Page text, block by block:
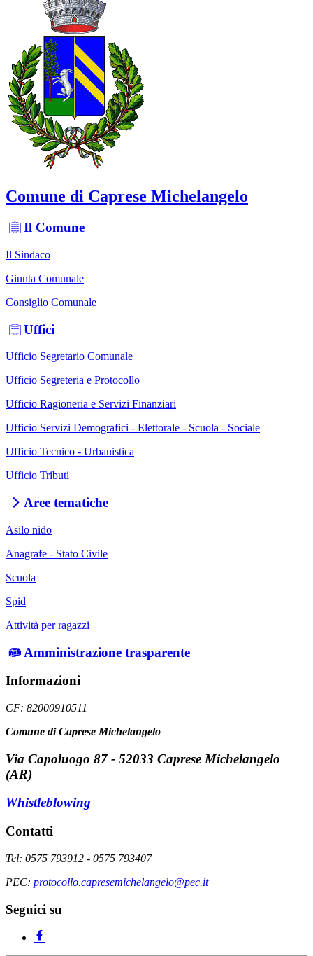
Comune di Caprese Michelangelo
Il Comune
Il Sindaco
Giunta Comunale
Consiglio Comunale
Uffici
Ufficio Segretario Comunale
Ufficio Segreteria e Protocollo
Ufficio Ragioneria e Servizi Finanziari
Ufficio Servizi Demografici - Elettorale - Scuola - Sociale
Ufficio Tecnico - Urbanistica
Ufficio Tributi
Aree tematiche
Asilo nido
Anagrafe - Stato Civile
Scuola
Spid
Attività per ragazzi
Amministrazione trasparente
Informazioni
CF: 82000910511
Comune di Caprese Michelangelo
Via Capoluogo 87 - 52033 Caprese Michelangelo
(AR)
Whistleblowing
Contatti
Tel: 0575 793912 - 0575 793407
PEC: protocollo.capresemichelangelo@pec.it
Seguici su